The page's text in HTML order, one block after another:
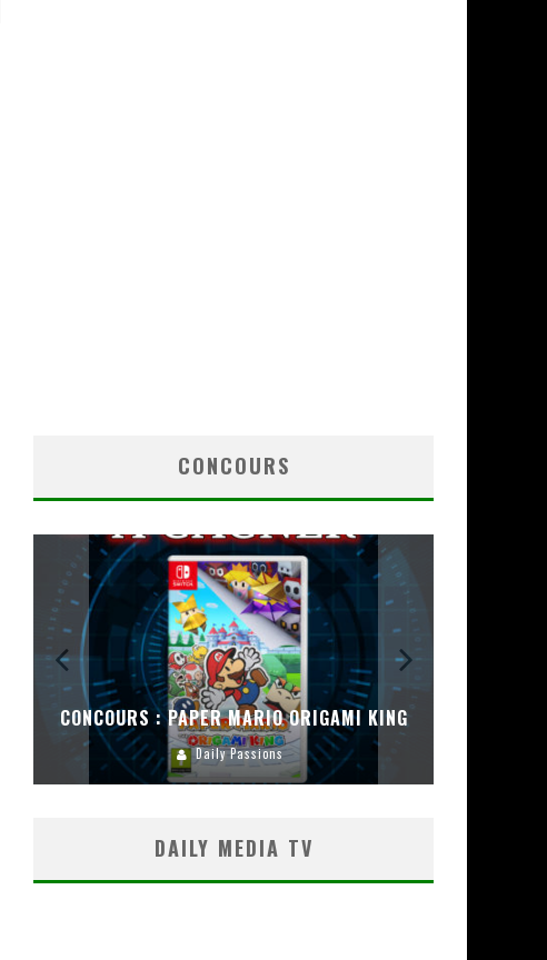
CONCOURS
CONCOURS : PAPER MARIO ORIGAMI KING
Daily Passions
DAILY MEDIA TV